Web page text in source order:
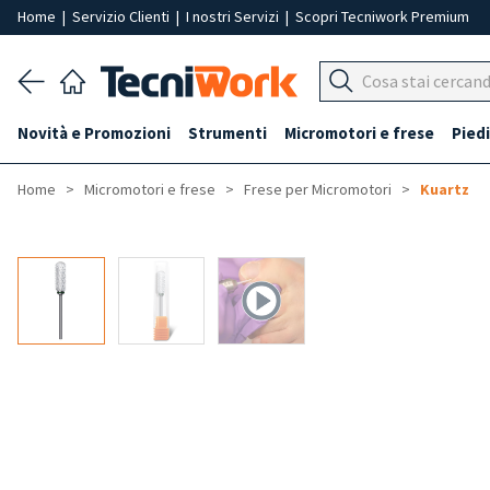
Home | Servizio Clienti | I nostri Servizi | Scopri Tecniwork Premium
Novità e Promozioni Strumenti Micromotori e frese Piedi
Home Micromotori e frese Frese per Micromotori Kuartz